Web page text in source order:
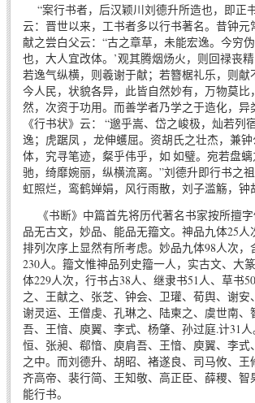
“案行书者，后汉颖川刘德升所造也，即正
云：晋世以来，工书者多以行书著名。昔钟
献之尝白父云：“古之章草，未能宏逸。今穷
也，大人宜改体。’观其腾烟炀火，则回禄丧
若逸气纵横，则羲谢于献；若簪椐礼乐，则
今人民，状貌各异，此皆自然妙有，万物莫
然，次资于功用。而善学者乃学之于造化，
《行书状》云： “邈乎嵩、岱之峻极，灿若
逸；虎踞凤 ，龙伸蠖屈。资胡氏之壮杰，兼
体，究寻笔迹，粲乎伟乎，如 如璧。宛若盘
驰，绮靡婉丽，纵横流离。”刘德升即行书之
虹照烂，鸾鹤婵娟，风行雨散，刘子滥觞，钟
《书断》中篇首先将历代著名书家按所擅
品无古文，妙品、能品无籀文。神品九体25
排列次序上显然有所考虑。妙品九体98人次
230人。籀文惟神品列史籀一人，实古文、大
体229人次，行书占38人、继隶书51人、草书
之、王献之、张芝、钟会、卫瓘、荀舆、谢
谢灵运、王僧虔、孔琳之、陆柬之、虞世南
吾、王愔、庾翼、李式、杨肇、孙过庭.计31
恒、张昶、郗愔、庾肩吾、王愔、庾翼、李
之中。而刘德升、胡昭、褚遂良、司马攸、
齐高帝、裴行简、王知敬、高正臣、薛稷、
能行书。